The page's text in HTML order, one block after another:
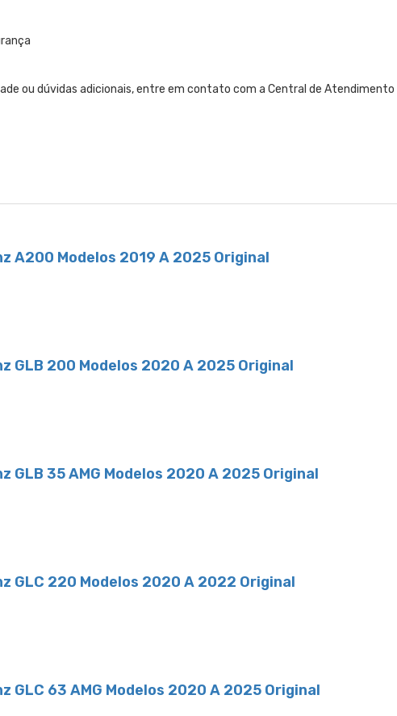
ou dúvidas adicionais, entre em contato com a Central de Atendimento
A200 Modelos 2019 A 2025 Original
GLB 200 Modelos 2020 A 2025 Original
GLB 35 AMG Modelos 2020 A 2025 Original
GLC 220 Modelos 2020 A 2022 Original
GLC 63 AMG Modelos 2020 A 2025 Original